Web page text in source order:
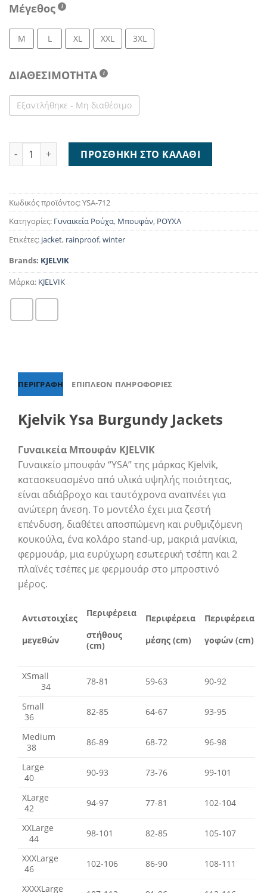
Μέγεθος
M L XL XXL 3XL
ΔΙΑΘΕΣΙΜΟΤΗΤΑ
Εξαντλήθηκε - Μη διαθέσιμο
Kjelvik Ysa Burgundy Jackets ποσότητα
ΠΡΟΣΘΉΚΗ ΣΤΟ ΚΑΛΆΘΙ
Κωδικός προϊόντος:YSA-712
Κατηγορίες: Γυναικεία Ρούχα, Μπουφάν, ΡΟΥΧΑ
Ετικέτες: jacket, rainproof,winter
Brands: KJELVIK
Μάρκα: KJELVIK
ΠΕΡΙΓΡΑΦΉ ΕΠΙΠΛΈΟΝ ΠΛΗΡΟΦΟΡΊΕΣ
Kjelvik Ysa Burgundy Jackets
Γυναικεία Μπουφάν KJELVIK
Γυναικείο μπουφάν “YSA” της μάρκας Kjelvik,
κατασκευασμένο από υλικά υψηλής ποιότητας,
είναι αδιάβροχο και ταυτόχρονα αναπνέει για
ανώτερη άνεση. Το μοντέλο έχει μια ζεστή
επένδυση, διαθέτει αποσπώμενη και ρυθμιζόμενη
κουκούλα, ένα κολάρο stand-up, μακριά μανίκια,
φερμουάρ, μια ευρύχωρη εσωτερική τσέπη και 2
πλαϊνές τσέπες με φερμουάρ στο μπροστινό
μέρος.
Αντιστοιχίες
μεγεθών
Περιφέρεια
στήθους
(cm)
Περιφέρεια
μέσης (cm)
Περιφέρεια
γοφών (cm)
XSmall
34
78-81 59-63 90-92
Small
36
82-85 64-67 93-95
Medium
38
86-89 68-72 96-98
Large
40
90-93 73-76 99-101
XLarge
42
94-97 77-81 102-104
XXLarge
44
98-101 82-85 105-107
XXXLarge
46
102-106 86-90 108-111
XXXXLarge